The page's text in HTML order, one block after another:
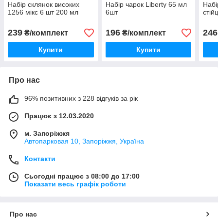
Набір склянок високих
1256 мікс 6 шт 200 мл
239 ₴/комплект
Купити
Набір чарок Liberty 65 мл
6шт
196₴/комплект
Купити
246
Про нас
96% позитивних з 228 відгуків за рік
Працює з 12.03.2020
м. Запоріжжя
Автопарковая 10, Запоріжжя, Україна
Контакти
Сьогодні працює з 08:00 до 17:00
Показати весь графік роботи
Про нас